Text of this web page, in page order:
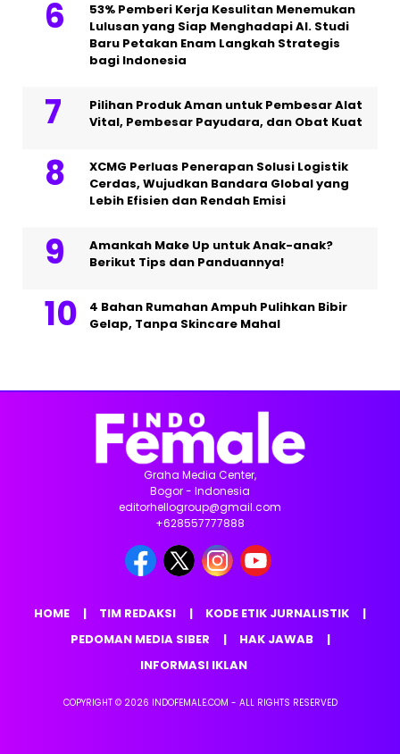
53% Pemberi Kerja Kesulitan Menemukan
Lulusan yang Siap Menghadapi AI. Studi
Baru Petakan Enam Langkah Strategis
bagi Indonesia
Pilihan Produk Aman untuk Pembesar Alat
Vital, Pembesar Payudara, dan Obat Kuat
XCMG Perluas Penerapan Solusi Logistik
Cerdas, Wujudkan Bandara Global yang
Lebih Efisien dan Rendah Emisi
Amankah Make Up untuk Anak-anak?
Berikut Tips dan Panduannya!
4 Bahan Rumahan Ampuh Pulihkan Bibir
Gelap, Tanpa Skincare Mahal
Graha Media Center,
Bogor - Indonesia
editorhellogroup@gmail.com
+628557777888
HOME TIM REDAKSI
KODE ETIK JURNALISTIK
PEDOMAN MEDIA SIBER
HAK JAWAB
INFORMASI IKLAN
COPYRIGHT © 2026 INDOFEMALE.COM - ALL RIGHTS RESERVED